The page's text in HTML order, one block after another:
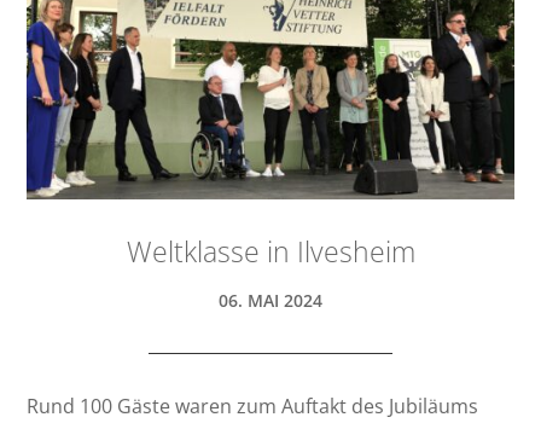
Weltklasse in Ilvesheim
06. MAI 2024
Rund 100 Gäste waren zum Auftakt des Jubiläums